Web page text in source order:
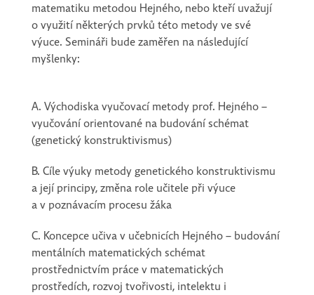
matematiku metodou Hejného, nebo kteří uvažují
o využití některých prvků této metody ve své
výuce. Semináři bude zaměřen na následující
myšlenky:
A. Východiska vyučovací metody prof. Hejného –
vyučování orientované na budování schémat
(genetický konstruktivismus)
B. Cíle výuky metody genetického konstruktivismu
a její principy, změna role učitele při výuce
a v poznávacím procesu žáka
C. Koncepce učiva v učebnicích Hejného – budování
mentálních matematických schémat
prostřednictvím práce v matematických
prostředích, rozvoj tvořivosti, intelektu i